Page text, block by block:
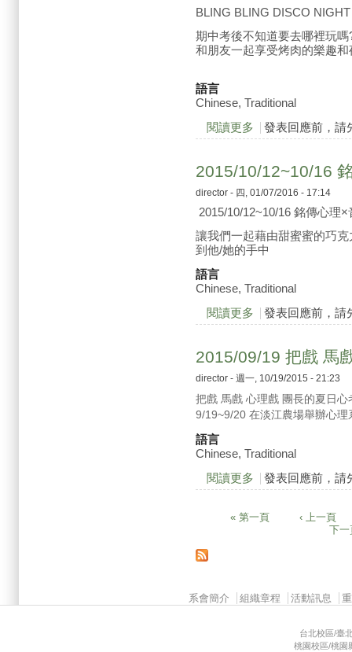
BLING BLING DISCO NIGHT
期中考後不知道要去哪裡玩
和朋友一起享受烤肉的樂趣和
語言
Chinese, Traditional
閱讀更多 關於2015/11/19
發表回應前，請
2015/10/12~10/16
director - 四, 01/07/2016 - 17:14
2015/10/12~10/16 銘傳心理
讓我們一起藉由甜蜜蜜的巧
到他/她的手中
語言
Chinese, Traditional
閱讀更多 關於2015/10/
發表回應前，請
2015/09/19 把戲 馬
director - 週一, 10/19/2015 - 21:23
把戲 馬戲 心理戲 團長的夏日心
9/19~9/20 在淡江農場舉辦心
語言
Chinese, Traditional
閱讀更多 關於2015/09/19 把
發表回應前，請
« 第一頁
‹ 上一頁
下一
系會簡介 組織章程 活動訊息
台北校區/臺
桃園校區/桃園